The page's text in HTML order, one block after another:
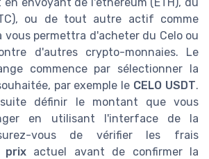
envoyant de l'ethereum (ETH), du
ou de tout autre actif comme
vous permettra d'acheter du Celo ou
d'autres crypto-monnaies. Le
commence par sélectionner la
par exemple le CELO USDT.
définir le montant que vous
en utilisant l'interface de la
vous de vérifier les frais
prixactuel avant de confirmer la